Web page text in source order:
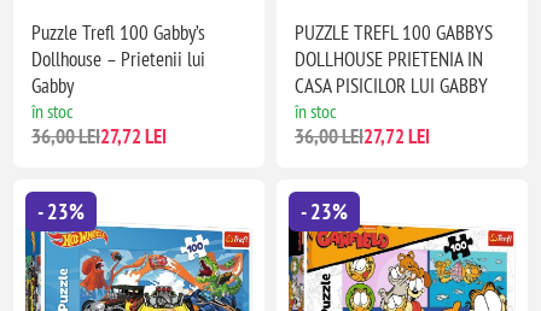
Puzzle Trefl 100 Gabby’s
Dollhouse – Prietenii lui
Gabby
în stoc
36,00 LEI27,72 LEI
PUZZLE TREFL 100 GABBYS
DOLLHOUSE PRIETENIA IN
CASA PISICILOR LUI GABBY
în stoc
36,00 LEI27,72 LEI
- 23% - 23%